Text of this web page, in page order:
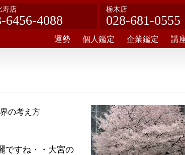
寿店
6456-4088
栃木店
028-681-0555
運勢 個人鑑定 企業鑑定 講
の考え方
ですね・・大宮の